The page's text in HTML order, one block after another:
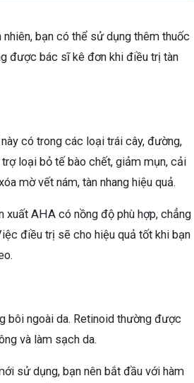
bạn có thể sử dụng thêm thuốc
được bác sĩ kê đơn khi điều trị tàn
có trong các loại trái cây, đường,
loại bỏ tế bào chết, giảm mụn, cải
mờ vết nám, tàn nhang hiệu quả.
xuất AHA có nồng độ phù hợp, chẳng
điều trị sẽ cho hiệu quả tốt khi bạn
bôi ngoài da. Retinoid thường được
và làm sạch da.
sử dụng, bạn nên bắt đầu với hàm